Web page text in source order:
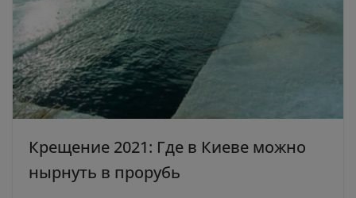
Крещение 2021: Где в Киеве можно
нырнуть в прорубь